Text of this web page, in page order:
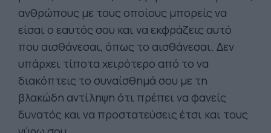
ανθρώπους με τους οποίους μπορείς να
είσαι ο εαυτός σου και να εκφράζεις αυτό
που αισθάνεσαι, όπως το αισθάνεσαι. Δεν
υπάρχει τίποτα χειρότερο από το να
διακόπτεις το συναίσθημά σου με τη
βλακώδη αντίληψη ότι πρέπει να φανείς
δυνατός και να προστατεύσεις έτσι και τους